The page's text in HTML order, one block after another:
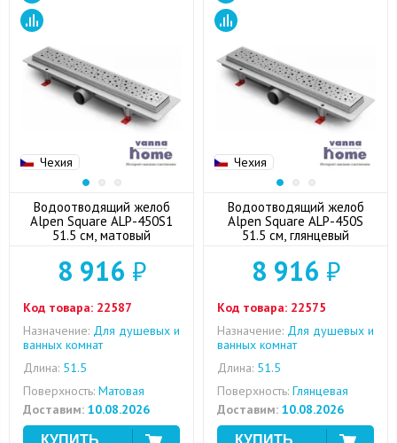
Чехия
Водоотводящий желоб
Alpen Square ALP-450S1
51.5 см, матовый
8 916 ₽
Код товара: 22587
Назначение: Для душевых и
ванных комнат
Длина: 51.5
Поверхность: Матовая
Доставим: 10.08.2026
Чехия
Водоотводящий желоб
Alpen Square ALP-450S
51.5 см, глянцевый
8 916 ₽
Код товара: 22575
Назначение: Для душевых и
ванных комнат
Длина: 51.5
Поверхность: Глянцевая
Доставим: 10.08.2026